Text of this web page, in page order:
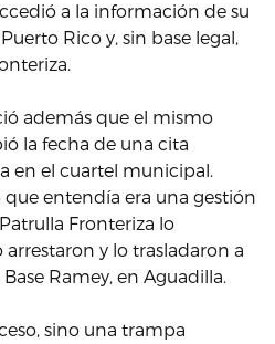
a la información de su
Rico y, sin base legal,
además que el mismo
la fecha de una cita
en el cuartel municipal.
entendía era una gestión
Fronteriza lo
arrestaron y lo trasladaron a
Ramey, en Aguadilla.
sino una trampa